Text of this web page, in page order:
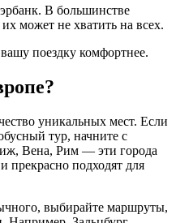
В большинстве
может не хватить на всех.
поездку комфортнее.
уникальных мест. Если
тур, начните с
Вена, Рим — эти города
прекрасно подходят для
выбирайте маршруты,